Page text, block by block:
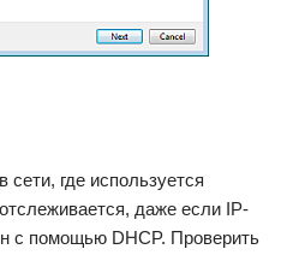
сети, где используется
даже если IP-
с помощью DHCP. Проверить